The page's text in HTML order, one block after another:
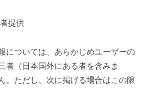
提供
については、あらかじめユーザーの
者（日本国外にある者を含みま
。ただし、次に掲げる場合はこの限